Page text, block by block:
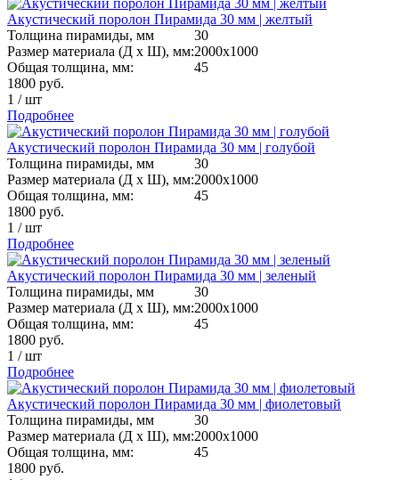
Акустический поролон Пирамида 30 мм | желтый
Толщина пирамиды, мм
30
Размер материала (Д х Ш), мм:2000х1000
Общая толщина, мм:
45
1800 руб.
1 /шт
Подробнее
Акустический поролон Пирамида 30 мм | голубой
Толщина пирамиды, мм
30
Размер материала (Д х Ш), мм:2000х1000
Общая толщина, мм:
45
1800 руб.
1 /шт
Подробнее
Акустический поролон Пирамида 30 мм | зеленый
Толщина пирамиды, мм
30
Размер материала (Д х Ш), мм:2000х1000
Общая толщина, мм:
45
1800 руб.
1 /шт
Подробнее
Акустический поролон Пирамида 30 мм | фиолетовый
Толщина пирамиды, мм
30
Размер материала (Д х Ш), мм:2000х1000
Общая толщина, мм:
45
1800 руб.